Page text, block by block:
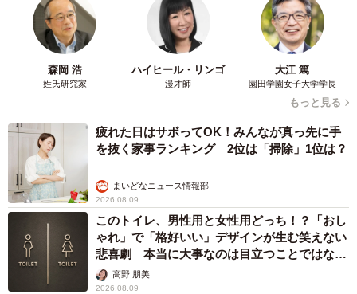
森岡 浩
姓氏研究家
ハイヒール・リンゴ
漫才師
大江 篤
園田学園女子大学学長
もっと見る
疲れた日はサボってOK！みんなが真っ先に手
を抜く家事ランキング 2位は「掃除」1位は？
まいどなニュース情報部
2026.08.09
このトイレ、男性用と女性用どっち！？「おし
ゃれ」で「格好いい」デザインが生む笑えない
悲喜劇 本当に大事なのは目立つことではな
く…高野 朋美
2026.08.09